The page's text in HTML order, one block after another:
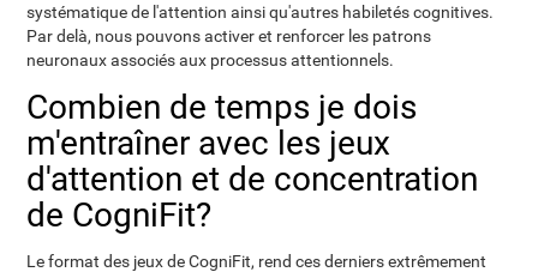
systématique de l'attention ainsi qu'autres habiletés cognitives.
Par delà, nous pouvons activer et renforcer les patrons
neuronaux associés aux processus attentionnels.
Combien de temps je dois
m'entraîner avec les jeux
d'attention et de concentration
de CogniFit?
Le format des jeux de CogniFit, rend ces derniers extrêmement